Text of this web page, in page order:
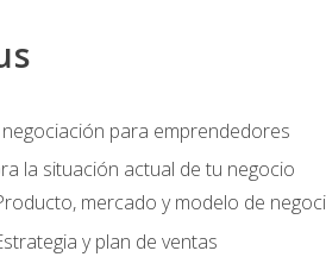
para emprendedores
la situación actual de tu negocio
mercado y modelo de
y plan de ventas